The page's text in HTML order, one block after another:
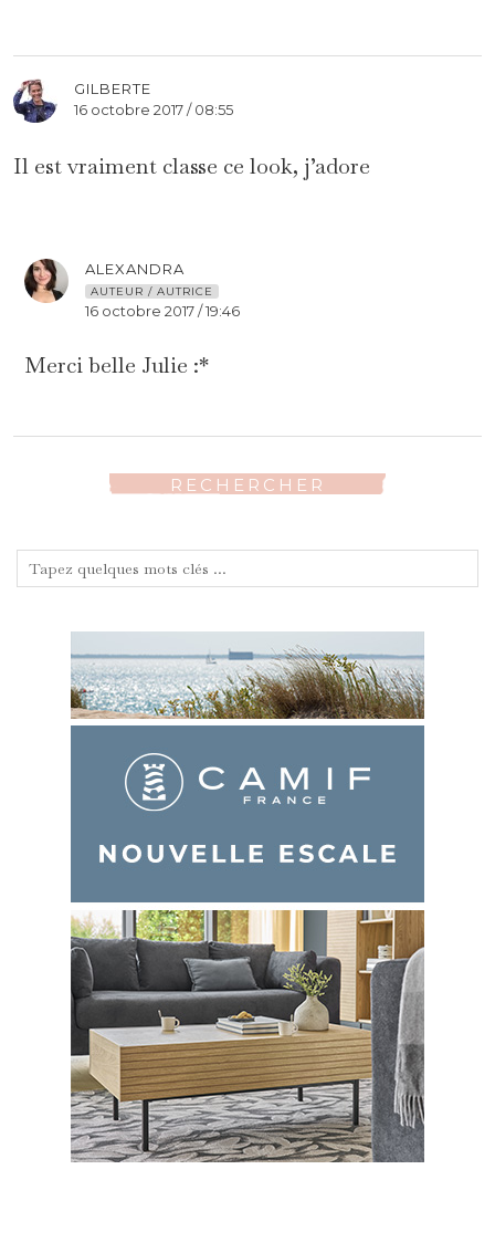
GILBERTE
16 octobre 2017 / 08:55
Il est vraiment classe ce look, j’adore
ALEXANDRA
AUTEUR / AUTRICE
16 octobre 2017 / 19:46
Merci belle Julie :*
RECHERCHER